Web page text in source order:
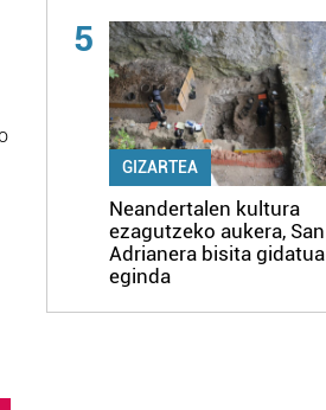
5
GIZARTEA
Neandertalen kultura
ezagutzeko aukera, San
Adrianera bisita gidatua
eginda